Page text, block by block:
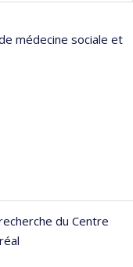
médecine sociale et
du Centre